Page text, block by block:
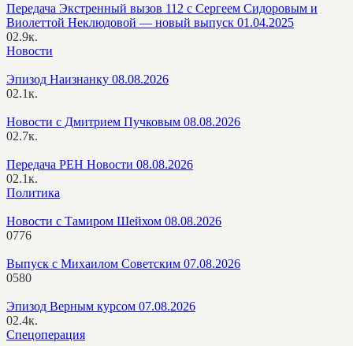
Передача Экстренный вызов 112 с Сергеем Сидоровым и
Виолеттой Неклюдовой — новый выпуск 01.04.2025
02.9к.
Новости
Эпизод Наизнанку 08.08.2026
02.1к.
Новости с Дмитрием Пучковым 08.08.2026
02.7к.
Передача РЕН Новости 08.08.2026
02.1к.
Политика
Новости с Тамиром Шейхом 08.08.2026
0776
Выпуск с Михаилом Советским 07.08.2026
0580
Эпизод Верным курсом 07.08.2026
02.4к.
Спецоперация